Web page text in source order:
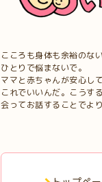
こころも身体も余裕のない
ひとりで悩まないで。
ママと赤ちゃんが安心し
これでいいんだ。こうす
会ってお話することでよ